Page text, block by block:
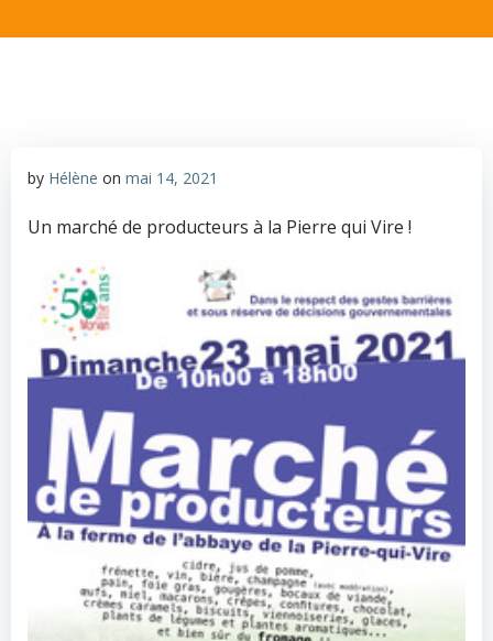
by Hélène on mai 14, 2021
Un marché de producteurs à la Pierre qui Vire !